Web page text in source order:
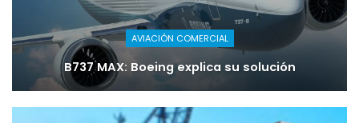
AVIACIÓN COMERCIAL
B737 MAX: Boeing explica su solución